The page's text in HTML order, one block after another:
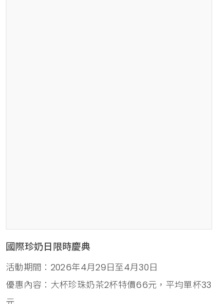
國際珍奶日限時慶典
活動期間：2026年4月29日至4月30日
優惠內容：大杯珍珠奶茶2杯特價66元，平均單杯33